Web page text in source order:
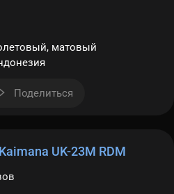
матовый
Поделиться
UK-23M RDM